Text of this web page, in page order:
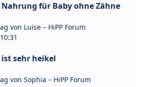
Nahrung für Baby ohne Zähne
von Luise – HiPP Forum
sehr heikel
von Sophia – HiPP Forum